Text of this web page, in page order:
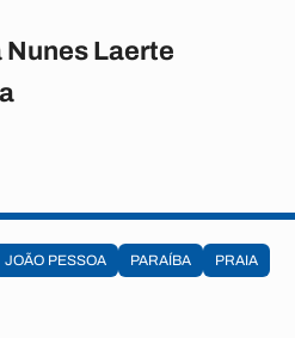
Laerte
JOÃO PESSOA PARAÍBA PRAIA